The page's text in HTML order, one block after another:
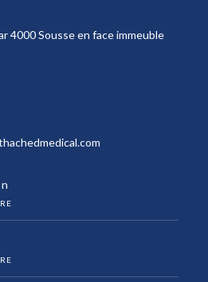
4000 Sousse en face immeuble